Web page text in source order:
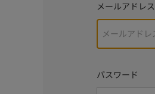
メールアドレス
パスワード